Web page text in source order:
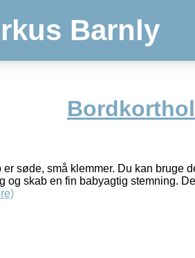
Barnly
søde, små klemmer. Du kan bruge
og skab en fin babyagtig stemning.